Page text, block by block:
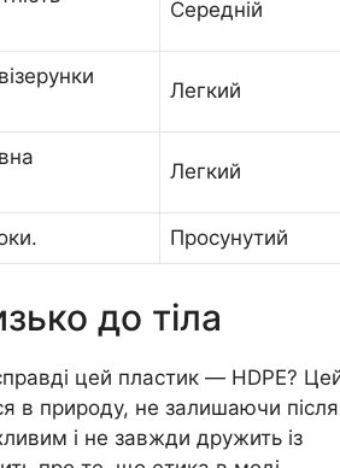
Середній
Легкий
Легкий
Просунутий
до тіла
цей пластик — HDPE?
в природу, не залишаючи після
і не завжди дружить із